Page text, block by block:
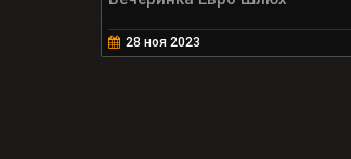
28 ноя 2023